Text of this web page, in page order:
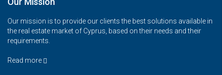
Our mission is to provide our clients the best solutions available in
the real estate market of Cyprus, based on their needs and their
requirements.
Read more